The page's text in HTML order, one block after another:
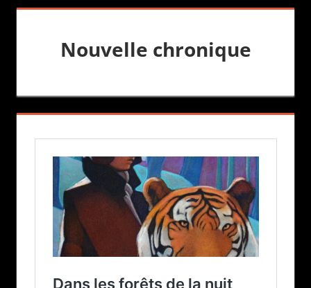
Nouvelle chronique